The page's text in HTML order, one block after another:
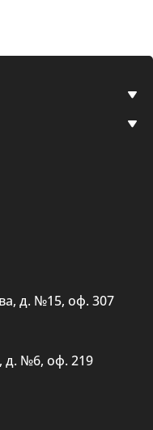
д. №15, оф. 307
д. №6, оф. 219